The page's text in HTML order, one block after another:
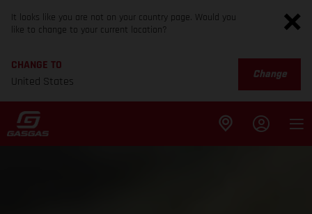
It looks like you are not on your country page. Would you
like to change to your current location?
CHANGE TO
United States
Change